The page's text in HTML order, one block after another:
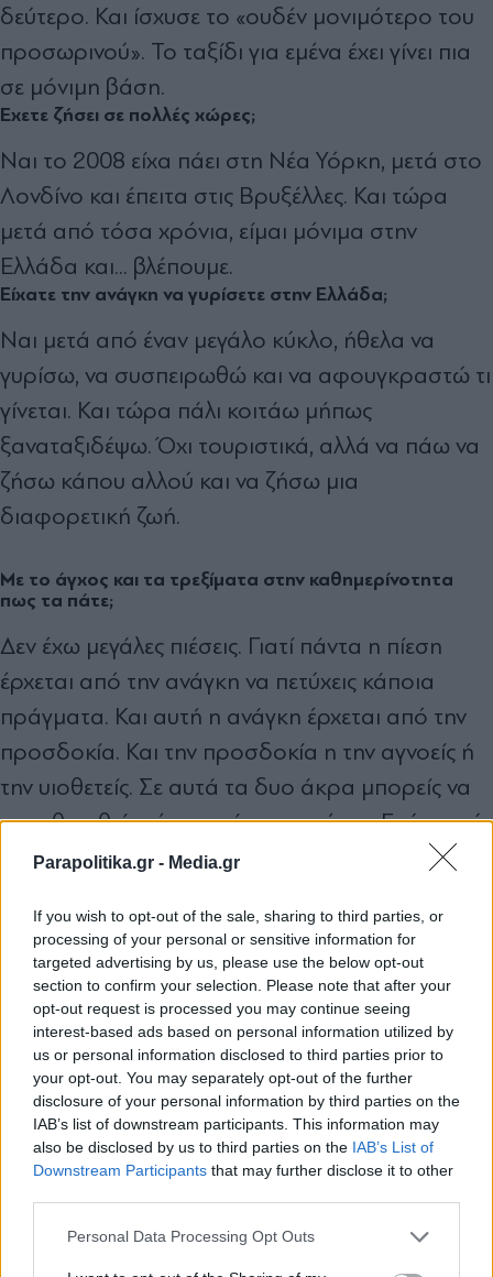
Parapolitika.gr - Media.gr
If you wish to opt-out of the sale, sharing to third parties, or
processing of your personal or sensitive information for
targeted advertising by us, please use the below opt-out
section to confirm your selection. Please note that after your
opt-out request is processed you may continue seeing
interest-based ads based on personal information utilized by
us or personal information disclosed to third parties prior to
your opt-out. You may separately opt-out of the further
disclosure of your personal information by third parties on the
IAB’s list of downstream participants. This information may
also be disclosed by us to third parties on the IAB’s List of
Downstream Participants that may further disclose it to other
Personal Data Processing Opt Outs
δεύτερο. Και ίσχυσε το «ουδέν μονιμότερο του
προσωρινού». Το ταξίδι για εμένα έχει γίνει πια
σε μόνιμη βάση.
Έχετε ζήσει σε πολλές χώρες;
Ναι το 2008 είχα πάει στη Νέα Υόρκη, μετά στο
Λονδίνο και έπειτα στις Βρυξέλλες. Και τώρα
μετά από τόσα χρόνια, είμαι μόνιμα στην
Ελλάδα και... βλέπουμε.
Είχατε την ανάγκη να γυρίσετε στην Ελλάδα;
Ναι μετά από έναν μεγάλο κύκλο, ήθελα να
γυρίσω, να συσπειρωθώ και να αφουγκραστώ τι
γίνεται. Και τώρα πάλι κοιτάω μήπως
ξαναταξιδέψω. Όχι τουριστικά, αλλά να πάω να
ζήσω κάπου αλλού και να ζήσω μια
διαφορετική ζωή.
Με το άγχος και τα τρεξίματα στην καθημερίνοτητα
πως τα πάτε;
Δεν έχω μεγάλες πιέσεις. Γιατί πάντα η πίεση
έρχεται από την ανάγκη να πετύχεις κάποια
πράγματα. Και αυτή η ανάγκη έρχεται από την
προσδοκία. Και την προσδοκία η την αγνοείς ή
την υιοθετείς. Σε αυτά τα δυο άκρα μπορείς να
τοποθετηθείς μέχρι εκεί που αντέχεις. Εγώ κοιτώ
να είμαι ευτυχισμένος και με τα λίγα και με τα
έρχονται καλά τα πράγματα, να μην υπερεκτιμάς
τον εαυτό σου.
Πέσατε ποτέ σε αυτήν την παγίδα;
Δεν νομίζω ότι εγκλωβίστηκα ποτέ στην επιτυχία.
Απλώς θα έλεγα ότι οι γύρω σου κοιτούν να σε
εγκλωβίσουν σε αυτό. Αν έχεις πετύχει μια-δυο
φορές, ο κόσμος περιμένει και την τρίτη. Το
σκέφτονται οι άλλοι.
Εγγραφή στο newsletter